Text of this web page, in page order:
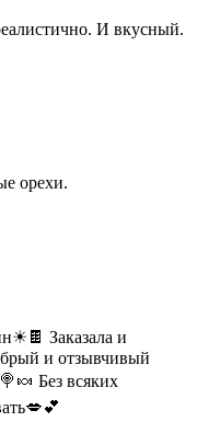
И вкусный.
орехи.
Заказала и
и отзывчивый
Без всяких